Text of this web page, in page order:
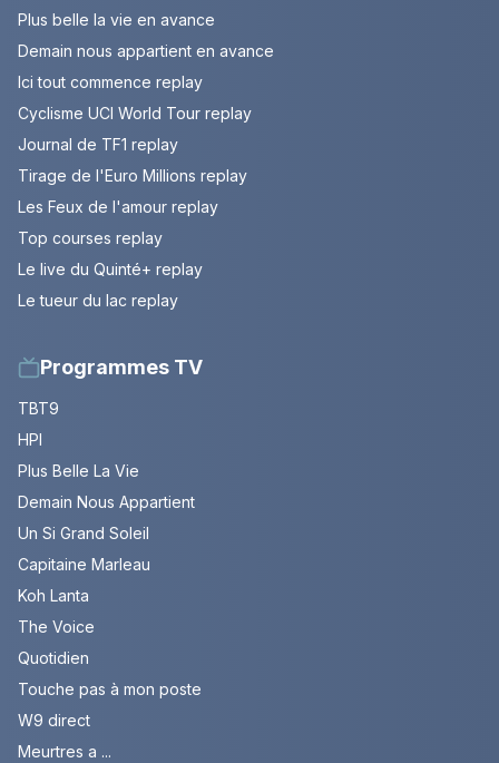
Plus belle la vie en avance
Demain nous appartient en avance
Ici tout commence replay
Cyclisme UCI World Tour replay
Journal de TF1 replay
Tirage de l'Euro Millions replay
Les Feux de l'amour replay
Top courses replay
Le live du Quinté+ replay
Le tueur du lac replay
Programmes TV
TBT9
HPI
Plus Belle La Vie
Demain Nous Appartient
Un Si Grand Soleil
Capitaine Marleau
Koh Lanta
The Voice
Quotidien
Touche pas à mon poste
W9 direct
Meurtres a ...